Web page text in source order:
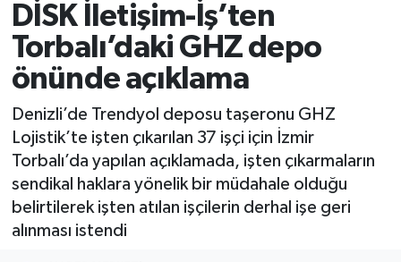
DİSK İletişim-İş’ten
Torbalı’daki GHZ depo
önünde açıklama
Denizli’de Trendyol deposu taşeronu GHZ
Lojistik’te işten çıkarılan 37 işçi için İzmir
Torbalı’da yapılan açıklamada, işten çıkarmaların
sendikal haklara yönelik bir müdahale olduğu
belirtilerek işten atılan işçilerin derhal işe geri
alınması istendi
İzmir Namaz Vakitleri
İzmir Trafik Yoğunluk Haritası
Süper Lig Puan Durumu ve Fikstür
Tüm Manşetler
Son Dakika Haberleri